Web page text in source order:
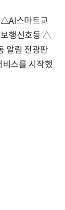
△AI스마트교
행신호등 △
알림 전광판
비스를 시작했